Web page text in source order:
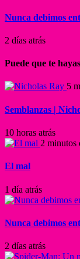
Nunca debimos
2 días atrás
Puede que te
5
Semblanzas |
10 horas atrás
2 minutos
El mal
1 día atrás
Nunca debimos
2 días atrás